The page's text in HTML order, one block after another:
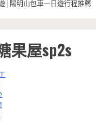
│陽明山包車一日遊行程推薦
果屋sp2s